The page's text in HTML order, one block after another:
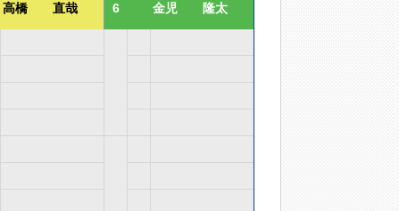
高橋 直哉 6 金児 隆太